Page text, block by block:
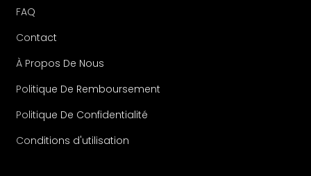
FAQ
Contact
À Propos De Nous
Politique De Remboursement
Politique De Confidentialité
Conditions d'utilisation